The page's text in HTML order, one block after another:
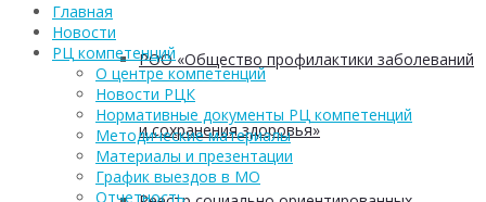
РОО «Общество профилактики заболеваний
и сохранения здоровья»
Главная
Новости
РЦ компетенций
О центре компетенций
Новости РЦК
Нормативные документы РЦ компетенций
Методические материалы
Материалы и презентации
График выездов в МО
Отчетность